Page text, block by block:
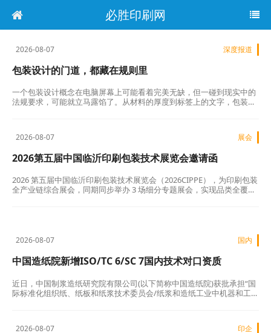
必胜印刷网
2026-08-07 深度报道
包装设计的门道，都藏在规则里
一个包装设计概念在电脑屏幕上可能看着完美无缺，但一碰到现实中的
法规要求，可能就立马露馅了。从材料的厚度到标签上的文字，包装设
2026-08-07 展会
2026第五届中国临沂印刷包装技术展览会邀请函
2026 第五届中国临沂印刷包装技术展览会（2026CIPPE），为印刷包装
全产业链综合展会，同期同步举办 3 场细分专题展会，实现品类全覆
2026-08-07 国内
中国造纸院新增ISO/TC 6/SC 7国内技术对口资质
近日，中国制浆造纸研究院有限公司(以下简称中国造纸院)获批承担“国
际标准化组织纸、纸板和纸浆技术委员会/纸浆和造纸工业中机器和工艺
2026-08-07 印企